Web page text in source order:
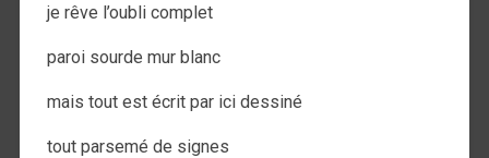
je rêve l’oubli complet
paroi sourde mur blanc
mais tout est écrit par ici dessiné
tout parsemé de signes